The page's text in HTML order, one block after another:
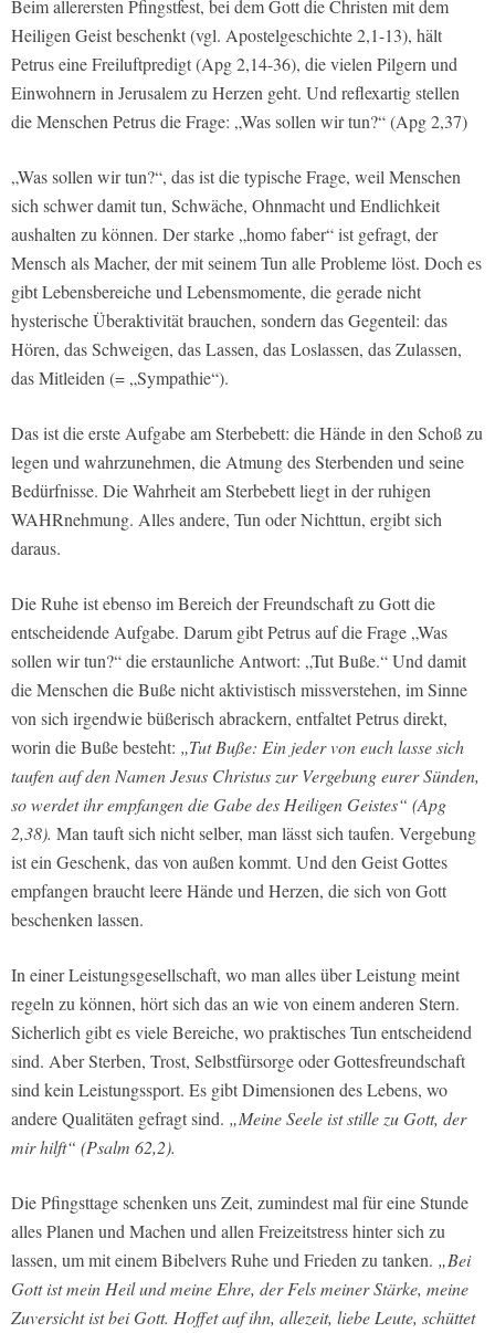
Beim allerersten Pfingstfest, bei dem Gott die Christen mit dem
Heiligen Geist beschenkt (vgl. Apostelgeschichte 2,1-13), hält
Petrus eine Freiluftpredigt (Apg 2,14-36), die vielen Pilgern und
Einwohnern in Jerusalem zu Herzen geht. Und reflexartig stellen
die Menschen Petrus die Frage: „Was sollen wir tun?“ (Apg 2,37)
„Was sollen wir tun?“, das ist die typische Frage, weil Menschen
sich schwer damit tun, Schwäche, Ohnmacht und Endlichkeit
aushalten zu können. Der starke „homo faber“ ist gefragt, der
Mensch als Macher, der mit seinem Tun alle Probleme löst. Doch es
gibt Lebensbereiche und Lebensmomente, die gerade nicht
hysterische Überaktivität brauchen, sondern das Gegenteil: das
Hören, das Schweigen, das Lassen, das Loslassen, das Zulassen,
das Mitleiden (= „Sympathie“).
Das ist die erste Aufgabe am Sterbebett: die Hände in den Schoß zu
legen und wahrzunehmen, die Atmung des Sterbenden und seine
Bedürfnisse. Die Wahrheit am Sterbebett liegt in der ruhigen
WAHRnehmung. Alles andere, Tun oder Nichttun, ergibt sich
daraus.
Die Ruhe ist ebenso im Bereich der Freundschaft zu Gott die
entscheidende Aufgabe. Darum gibt Petrus auf die Frage „Was
sollen wir tun?“ die erstaunliche Antwort: „Tut Buße.“ Und damit
die Menschen die Buße nicht aktivistisch missverstehen, im Sinne
von sich irgendwie büßerisch abrackern, entfaltet Petrus direkt,
worin die Buße besteht: „Tut Buße: Ein jeder von euch lasse sich
taufen auf den Namen Jesus Christus zur Vergebung eurer Sünden,
so werdet ihr empfangen die Gabe des Heiligen Geistes“ (Apg
2,38). Man tauft sich nicht selber, man lässt sich taufen. Vergebung
ist ein Geschenk, das von außen kommt. Und den Geist Gottes
empfangen braucht leere Hände und Herzen, die sich von Gott
beschenken lassen.
In einer Leistungsgesellschaft, wo man alles über Leistung meint
regeln zu können, hört sich das an wie von einem anderen Stern.
Sicherlich gibt es viele Bereiche, wo praktisches Tun entscheidend
sind. Aber Sterben, Trost, Selbstfürsorge oder Gottesfreundschaft
sind kein Leistungssport. Es gibt Dimensionen des Lebens, wo
andere Qualitäten gefragt sind. „Meine Seele ist stille zu Gott, der
mir hilft“ (Psalm 62,2).
Die Pfingsttage schenken uns Zeit, zumindest mal für eine Stunde
alles Planen und Machen und allen Freizeitstress hinter sich zu
lassen, um mit einem Bibelvers Ruhe und Frieden zu tanken. „Bei
Gott ist mein Heil und meine Ehre, der Fels meiner Stärke, meine
Zuversicht ist bei Gott. Hoffet auf ihn, allezeit, liebe Leute, schüttet